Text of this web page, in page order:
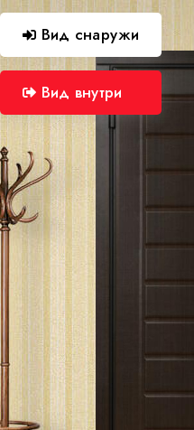
Вид снаружи
Вид внутри